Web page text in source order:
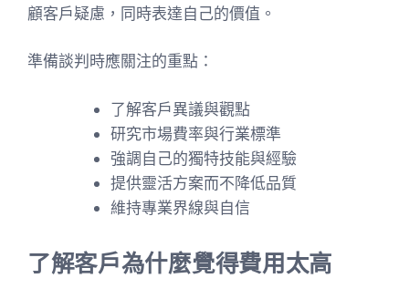
顧客戶疑慮，同時表達自己的價值。
準備談判時應關注的重點：
了解客戶異議與觀點
研究市場費率與行業標準
強調自己的獨特技能與經驗
提供靈活方案而不降低品質
維持專業界線與自信
了解客戶為什麼覺得費用太高